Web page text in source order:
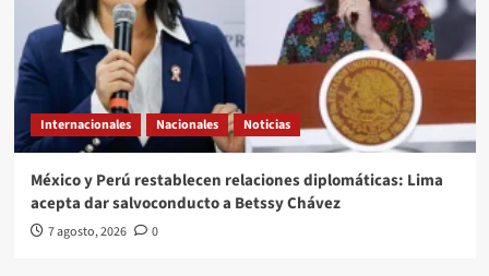
Internacionales Nacionales Noticias
México y Perú restablecen relaciones diplomáticas: Lima
acepta dar salvoconducto a Betssy Chávez
7 agosto, 2026 0